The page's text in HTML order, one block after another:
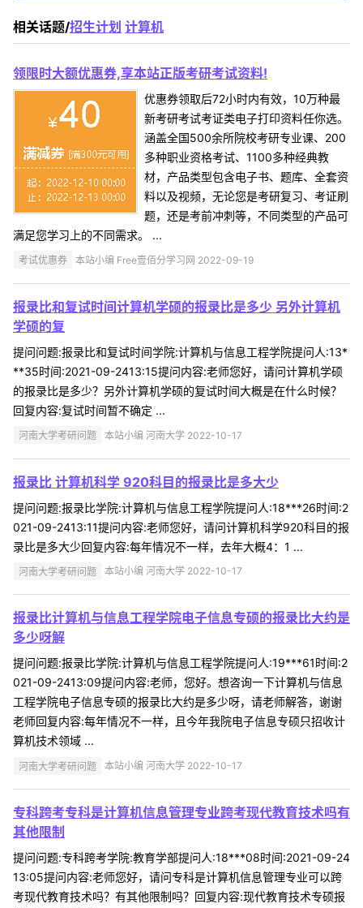
相关话题/招生计划 计算机
领限时大额优惠券,享本站正版考研考试资料!
优惠券领取后72小时内有效，10万种最
新考研考试考证类电子打印资料任你选。
涵盖全国500余所院校考研专业课、200
多种职业资格考试、1100多种经典教
材，产品类型包含电子书、题库、全套资
料以及视频，无论您是考研复习、考证刷
题，还是考前冲刺等，不同类型的产品可
满足您学习上的不同需求。 ...
考试优惠券 本站小编 Free壹佰分学习网 2022-09-19
报录比和复试时间计算机学硕的报录比是多少 另外计算机
学硕的复
提问问题:报录比和复试时间学院:计算机与信息工程学院提问人:13*
**35时间:2021-09-2413:15提问内容:老师您好，请问计算机学硕
的报录比是多少？另外计算机学硕的复试时间大概是在什么时候？
回复内容:复试时间暂不确定 ...
河南大学考研问题 本站小编 河南大学 2022-10-17
报录比 计算机科学 920科目的报录比是多大少
提问问题:报录比学院:计算机与信息工程学院提问人:18***26时间:2
021-09-2413:11提问内容:老师您好，请问计算机科学920科目的报
录比是多大少回复内容:每年情况不一样，去年大概4：1 ...
河南大学考研问题 本站小编 河南大学 2022-10-17
报录比计算机与信息工程学院电子信息专硕的报录比大约是
多少呀解
提问问题:报录比学院:计算机与信息工程学院提问人:19***61时间:2
021-09-2413:09提问内容:老师，您好。想咨询一下计算机与信息
工程学院电子信息专硕的报录比大约是多少呀，请老师解答，谢谢
老师回复内容:每年情况不一样，且今年我院电子信息专硕只招收计
算机技术领域 ...
河南大学考研问题 本站小编 河南大学 2022-10-17
专科跨考专科是计算机信息管理专业跨考现代教育技术吗有
其他限制
提问问题:专科跨考学院:教育学部提问人:18***08时间:2021-09-24
13:05提问内容:老师您好，请问专科是计算机信息管理专业可以跨
考现代教育技术吗？有其他限制吗？回复内容:现代教育技术专硕报